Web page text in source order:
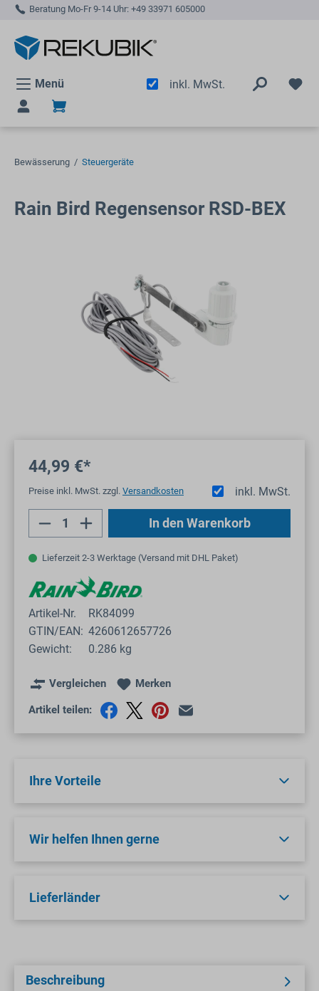
springen
Beratung Mo-Fr 9-14 Uhr: +49 33971 605000
Menü inkl. MwSt.
Bewässerung / Steuergeräte
Rain Bird Regensensor RSD-BEX
44,99 €*
inkl. MwSt.
Preise inkl. MwSt. zzgl. Versandkosten
Produkt Anzahl: Gib den gewünschten
In den Warenkorb
Lieferzeit 2-3 Werktage (Versand mit DHL Paket)
Artikel-Nr.
RK84099
GTIN/EAN: 4260612657726
Gewicht:
0.286 kg
Vergleichen Merken
Artikel teilen:
Ihre Vorteile
Wir helfen Ihnen gerne
Lieferländer
Beschreibung